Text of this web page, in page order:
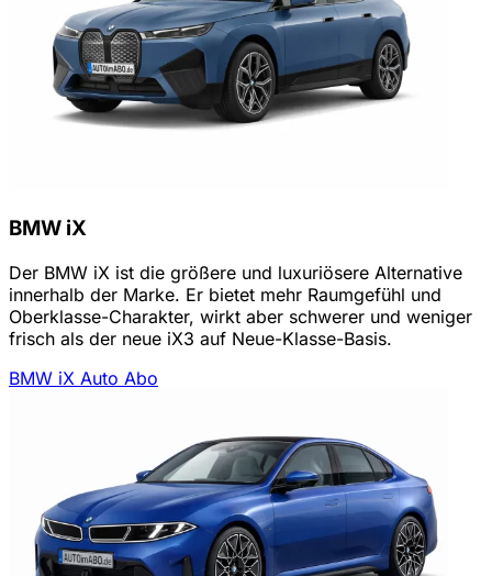
BMW iX
Der BMW iX ist die größere und luxuriösere Alternative
innerhalb der Marke. Er bietet mehr Raumgefühl und
Oberklasse-Charakter, wirkt aber schwerer und weniger
frisch als der neue iX3 auf Neue-Klasse-Basis.
BMW iX Auto Abo